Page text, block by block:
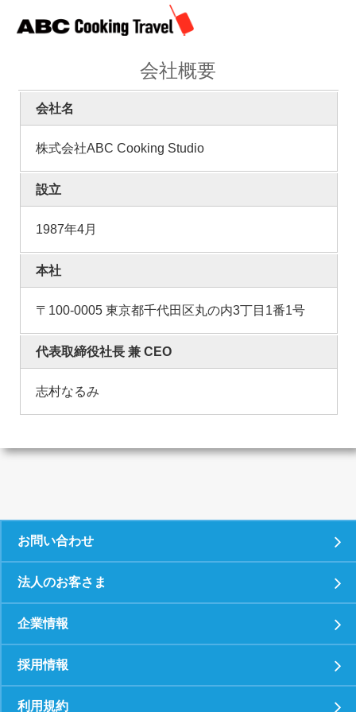
会社概要
会社名
株式会社ABC Cooking Studio
設立
1987年4月
本社
〒100-0005 東京都千代田区丸の内3丁目1番1号
代表取締役社長 兼 CEO
志村なるみ
お問い合わせ
法人のお客さま
企業情報
採用情報
利用規約